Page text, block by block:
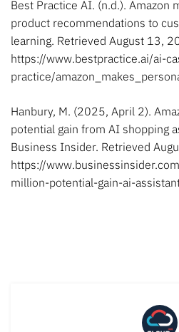
Best Practice AI. (n.d.). Amazon
product recommendations to
learning. Retrieved August 13,
https://www.bestpractice.ai/ai-
practice/
Hanbury, M. (2025, April 2).
potential gain from AI shopping
Business Insider. Retrieved
https://
million-potential-gain-ai-